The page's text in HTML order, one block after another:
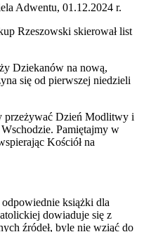
Adwentu, 01.12.2024 r.
Rzeszowski skierował list
Dziekanów na nową,
się od pierwszej niedzieli
przeżywać Dzień Modlitwy i
Pamiętajmy w
Kościół na
książki dla
dowiaduje się z
źródeł, byle nie wziąć do